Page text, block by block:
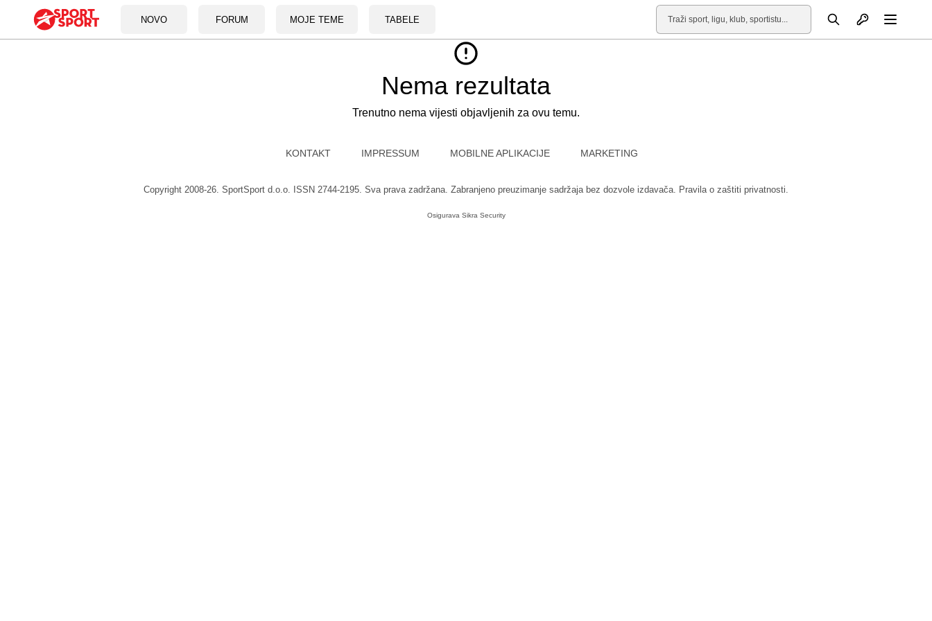
NOVO FORUM MOJE TEME TABELE
Pretraga Otvori profil
Nema rezultata
Trenutno nema vijesti objavljenih za ovu temu.
KONTAKT IMPRESSUM MOBILNE APLIKACIJE MARKETING
Copyright 2008-26. SportSport d.o.o. ISSN 2744-2195. Sva prava zadržana. Zabranjeno preuzimanje sadržaja bez dozvole izdavača. Pravila o zaštiti privatnosti.
Osigurava Sikra Security